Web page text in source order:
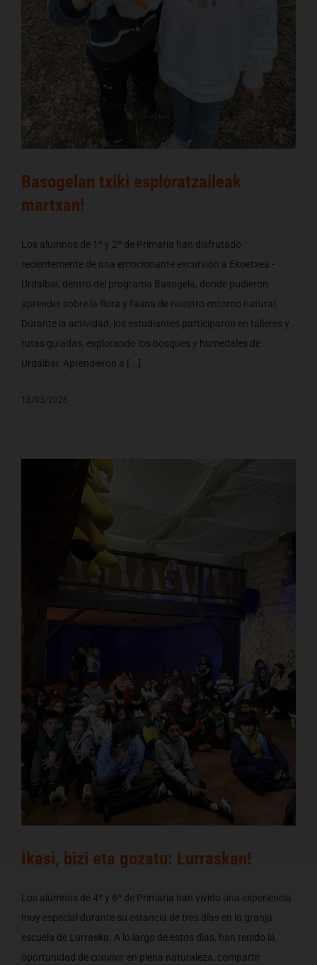
Basogelan txiki esploratzaileak
martxan!
Los alumnos de 1º y 2º de Primaria han disfrutado
recientemente de una emocionante excursión a Ekoetxea -
Urdaibai, dentro del programa Basogela, donde pudieron
aprender sobre la flora y fauna de nuestro entorno natural.
Durante la actividad, los estudiantes participaron en talleres y
rutas guiadas, explorando los bosques y humedales de
Urdaibai. Aprendieron a [...]
18/03/2026
Ikasi, bizi eta gozatu: Lurraskan!
Los alumnos de 4º y 6º de Primaria han vivido una experiencia
muy especial durante su estancia de tres días en la granja
escuela de Lurraska. A lo largo de estos días, han tenido la
oportunidad de convivir en plena naturaleza, compartir